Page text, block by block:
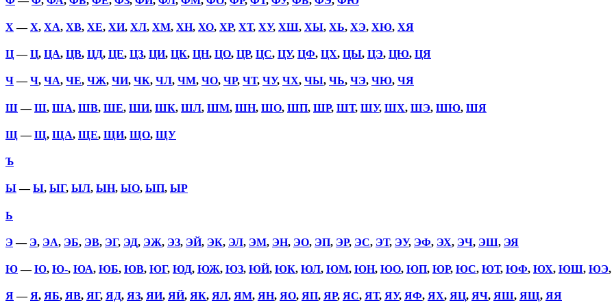
Х —Х, ХА, ХВ, ХЕ, ХИ, ХЛ, ХМ, ХН, ХО, ХР, ХТ, ХУ, ХШ, ХЫ, ХЬ, ХЭ, ХЮ, ХЯ
Ц—Ц, ЦА, ЦВ, ЦД, ЦЕ, ЦЗ, ЦИ, ЦК, ЦН, ЦО, ЦР, ЦС, ЦУ, ЦФ, ЦХ, ЦЫ, ЦЭ, ЦЮ, ЦЯ
Ч—Ч, ЧА, ЧЕ, ЧЖ, ЧИ, ЧК, ЧЛ, ЧМ, ЧО, ЧР, ЧТ, ЧУ, ЧХ, ЧЫ, ЧЬ, ЧЭ, ЧЮ, ЧЯ
Ш—Ш, ША, ШВ, ШЕ, ШИ, ШК, ШЛ, ШМ, ШН, ШО, ШП, ШР, ШТ, ШУ, ШХ, ШЭ, ШЮ, ШЯ
Щ —Щ, ЩА, ЩЕ, ЩИ, ЩО, ЩУ
Ъ
Ы—Ы, ЫГ, ЫЛ, ЫН, ЫО, ЫП, ЫР
Ь
Э— Э, ЭА, ЭБ, ЭВ, ЭГ, ЭД, ЭЖ, ЭЗ, ЭЙ, ЭК, ЭЛ, ЭМ, ЭН, ЭО, ЭП, ЭР, ЭС, ЭТ, ЭУ, ЭФ, ЭХ, ЭЧ, ЭШ, ЭЯ
Ю—Ю, Ю-, ЮА, ЮБ, ЮВ, ЮГ, ЮД, ЮЖ, ЮЗ, ЮЙ, ЮК, ЮЛ, ЮМ, ЮН, ЮО, ЮП, ЮР, ЮС, ЮТ, ЮФ, ЮХ, ЮШ, ЮЭ,
Я—Я, ЯБ, ЯВ, ЯГ, ЯД, ЯЗ, ЯИ, ЯЙ, ЯК, ЯЛ, ЯМ, ЯН, ЯО, ЯП, ЯР, ЯС, ЯТ, ЯУ, ЯФ, ЯХ, ЯЦ, ЯЧ, ЯШ, ЯЩ, ЯЯ